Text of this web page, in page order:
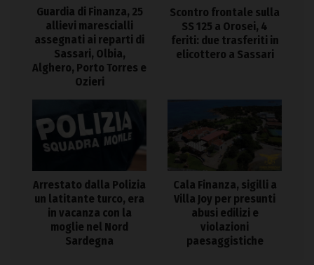
Guardia di Finanza, 25
allievi marescialli
assegnati ai reparti di
Sassari, Olbia,
Alghero, Porto Torres e
Ozieri
Scontro frontale sulla
SS 125 a Orosei, 4
feriti: due trasferiti in
elicottero a Sassari
Arrestato dalla Polizia
un latitante turco, era
in vacanza con la
moglie nel Nord
Sardegna
Cala Finanza, sigilli a
Villa Joy per presunti
abusi edilizi e
violazioni
paesaggistiche